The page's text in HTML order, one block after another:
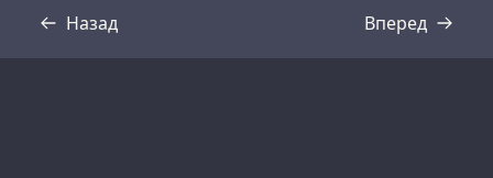
Назад
Стенограмма Вперед
Стенограмма